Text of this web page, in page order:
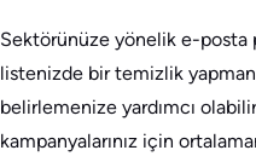
Sektörünüze yönelik e-
listenizde bir temizlik
belirlemenize yardımcı
kampanyalarınız için